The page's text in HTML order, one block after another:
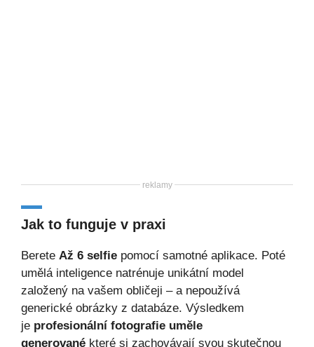
reklamy
Jak to funguje v praxi
Berete Až 6 selfie pomocí samotné aplikace. Poté
umělá inteligence natrénuje unikátní model
založený na vašem obličeji – a nepoužívá
generické obrázky z databáze. Výsledkem
je profesionální fotografie uměle
generované které si zachovávají svou skutečnou